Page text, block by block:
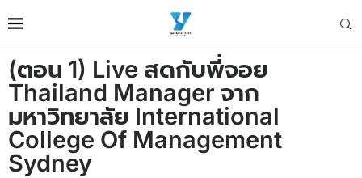
(ตอน 1) Live สดกับพี่จอย
Thailand Manager จาก
มหาวิทยาลัย International
College Of Management
Sydney